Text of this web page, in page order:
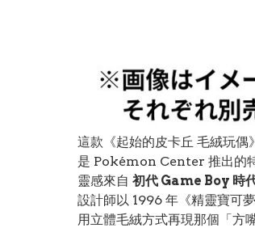
這款《起始的皮卡丘 毛絨玩偶
是 Pokémon Center 推出的
靈感來自 初代 Game Boy 時
設計師以 1996 年《精靈寶可
用立體毛絨方式再現那個「方